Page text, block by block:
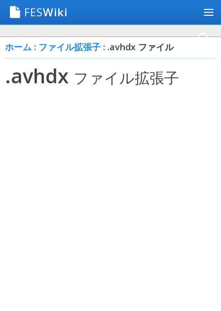
FESWiki
ホーム : ファイル拡張子 : .avhdx ファイル
.avhdx ファイル拡張子